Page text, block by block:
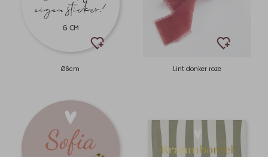
Ø6cm Lint donker roze